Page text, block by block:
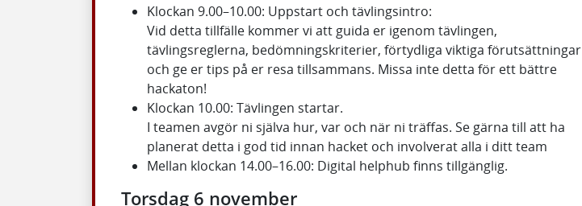
Klockan 9.00–10.00: Uppstart och tävlingsintro:
Vid detta tillfälle kommer vi att guida er igenom tävlingen,
tävlingsreglerna, bedömningskriterier, förtydliga viktiga förutsättningar
och ge er tips på er resa tillsammans. Missa inte detta för ett bättre
hackaton!
Klockan 10.00: Tävlingen startar.
I teamen avgör ni själva hur, var och när ni träffas. Se gärna till att ha
planerat detta i god tid innan hacket och involverat alla i ditt team
Mellan klockan 14.00–16.00: Digital helphub finns tillgänglig.
Torsdag 6 november